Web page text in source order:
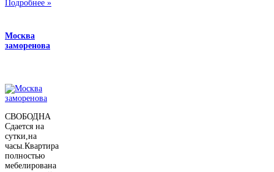
Подробнее »
Москва
заморенова
СВОБОДНА
Сдается на
сутки,на
часы.Квартира
полностью
мебелирована